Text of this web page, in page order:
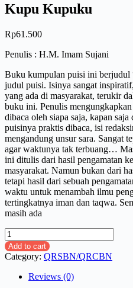
Kupu Kupuku
Rp61.500
Penulis : H.M. Imam Sujani
Buku kumpulan puisi ini
judul puisi. Isinya sangat
yang ada di masyarakat, terukir
buku ini. Penulis
dibaca oleh siapa saja, kapan
puisinya praktis dibaca, isi
mengandung unsur sara. Sangat
agar waktunya tak terbuang…
ini ditulis dari hasil pengamatan
masyarakat. Namun bukan dari
tetapi hasil dari sebuah
waktu untuk menambah ilmu
tertingkatnya iman dan taqwa.
masih ada
Kupu
Kupuku
quantity
Add to cart
Category: QRSBN/QRCBN
Reviews (0)